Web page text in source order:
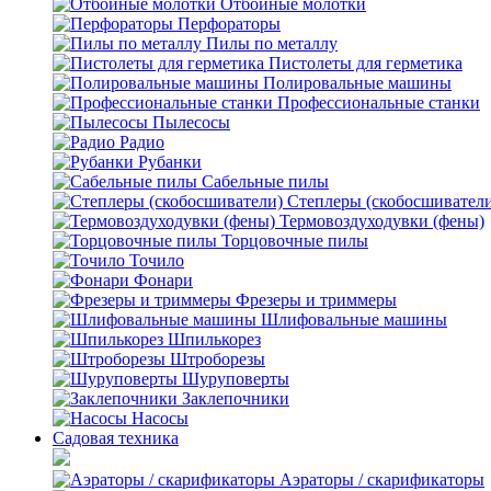
Отбойные молотки
Перфораторы
Пилы по металлу
Пистолеты для герметика
Полировальные машины
Профессиональные станки
Пылесосы
Радио
Рубанки
Сабельные пилы
Степлеры
Термовоздуходувки (фены)
Торцовочные пилы
Точило
Фонари
Фрезеры и триммеры
Шлифовальные машины
Шпилькорез
Штроборезы
Шуруповерты
Заклепочники
Насосы
Садовая техника
Аэраторы / скарификаторы